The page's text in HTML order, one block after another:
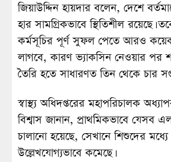
জিয়াউদ্দিন হায়দার বলেন, দেশে
হার সামগ্রিকভাবে স্থিতিশীল রয়েছে।
কর্মসূচির পূর্ণ সুফল পেতে আরও
লাগবে, কারণ ভ্যাকসিন নেওয়ার পর
তৈরি হতে সাধারণত তিন থেকে চার
স্বাস্থ্য অধিদপ্তরের মহাপরিচালক
বিশ্বাস জানান, প্রাথমিকভাবে যেসব
চালানো হয়েছে, সেখানে শিশুদের
উল্লেখযোগ্যভাবে কমেছে।